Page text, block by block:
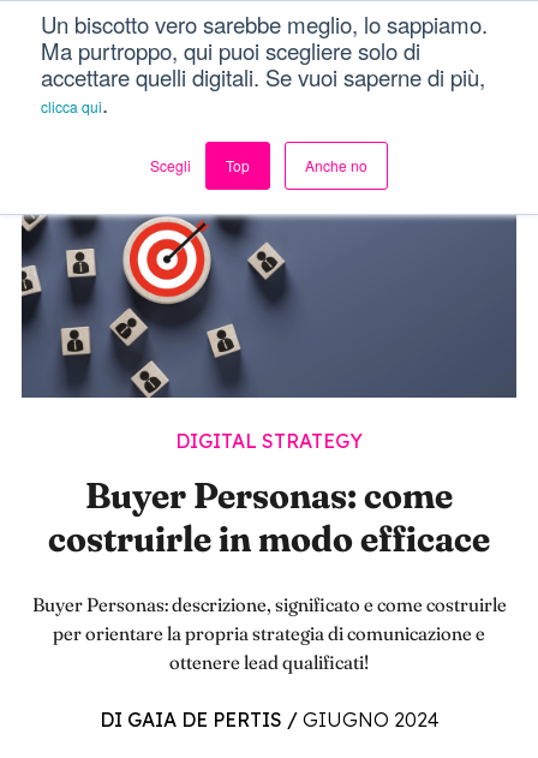
Un biscotto vero sarebbe meglio, lo sappiamo.
Ma purtroppo, qui puoi scegliere solo di
accettare quelli digitali. Se vuoi saperne di più,
clicca qui.
Scegli Top Anche no
Dici Davvero?! Menu
DIGITAL STRATEGY
Buyer Personas: come
costruirle in modo efficace
Buyer Personas: descrizione, significato e come costruirle
per orientare la propria strategia di comunicazione e
ottenere lead qualificati!
DI GAIA DE PERTIS / GIUGNO 2024